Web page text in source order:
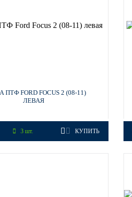
ПТФ FORD FOCUS 2 (08-11)
ЛЕВАЯ
3 шт. КУПИТЬ